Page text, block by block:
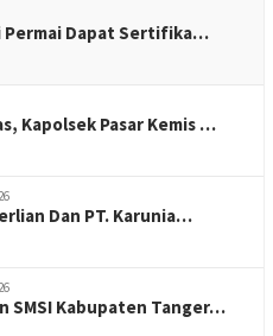
Permai Dapat Sertifika…
Kapolsek Pasar Kemis …
Dan PT. Karunia…
SMSI Kabupaten Tanger…